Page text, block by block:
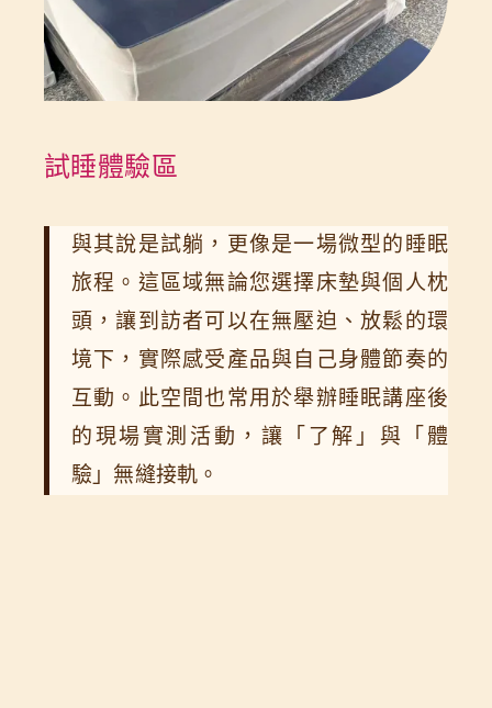
試睡體驗區
與其說是試躺，更像是一場微型的睡眠
旅程。這區域無論您選擇床墊與個人枕
頭，讓到訪者可以在無壓迫、放鬆的環
境下，實際感受產品與自己身體節奏的
互動。此空間也常用於舉辦睡眠講座後
的現場實測活動，讓「了解」與「體
驗」無縫接軌。